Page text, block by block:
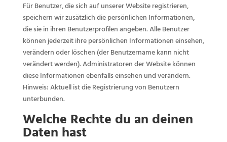
Für Benutzer, die sich auf unserer Website registrieren,
speichern wir zusätzlich die persönlichen Informationen,
die sie in ihren Benutzerprofilen angeben. Alle Benutzer
können jederzeit ihre persönlichen Informationen einsehen,
verändern oder löschen (der Benutzername kann nicht
verändert werden). Administratoren der Website können
diese Informationen ebenfalls einsehen und verändern.
Hinweis: Aktuell ist die Registrierung von Benutzern
unterbunden.
Welche Rechte du an deinen
Daten hast